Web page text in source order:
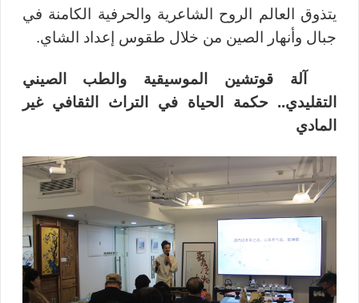
يتذوق العالم الروح الشاعرية والحرفية الكامنة في
جبال وأنهار الصين من خلال طقوس إعداد الشاي.
آلة قوتشين الموسيقية والطب الصيني
التقليدي.. حكمة الحياة في التراث الثقافي غير
المادي